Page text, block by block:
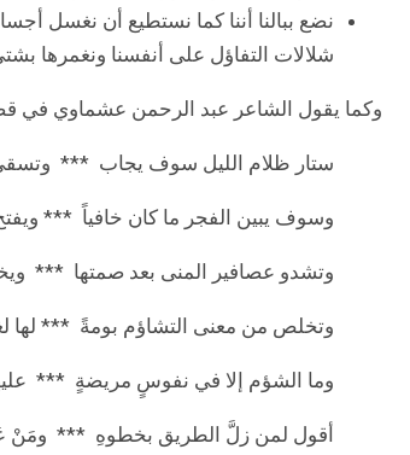
نضع ببالنا أننا كما نستطيع أن نغسل
شلالات التفاؤل على أنفسنا ونغمرها
وكما يقول الشاعر عبد الرحمن عشماوي في
ستار ظلام الليل سوف يجاب ***
وسوف يبين الفجر ما كان خافياً ***
وتشدو عصافير المنى بعد صمتها ***
وتخلص من معنى التشاؤم بومةً *** لها
وما الشؤم إلا في نفوسٍ مريضةٍ ***
أقول لمن زلَّ الطريق بخطوهِ *** ومَنْ